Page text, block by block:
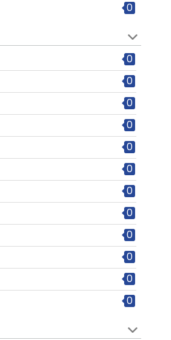
0
0
0
0
0
0
0
0
0
0
0
0
0